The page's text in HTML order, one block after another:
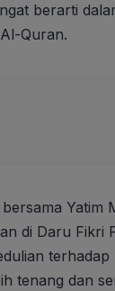
berarti
Quran.
di Daru Fikri
tenang dan